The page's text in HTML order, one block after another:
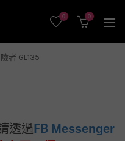
0 0
者 GL135
透過 FB Messenger